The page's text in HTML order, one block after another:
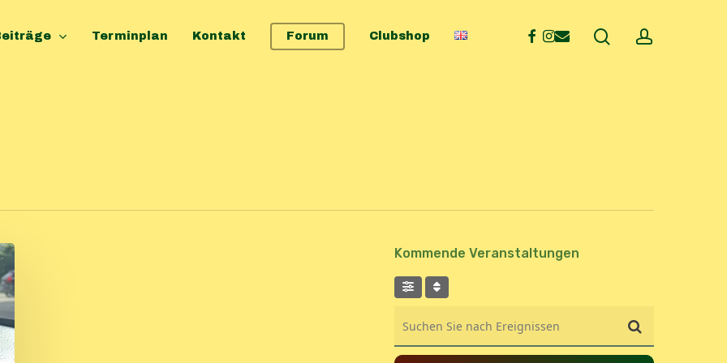
Terminplan Kontakt Forum Clubshop facebook
instagram
email searchaccount
Kommende Veranstaltungen